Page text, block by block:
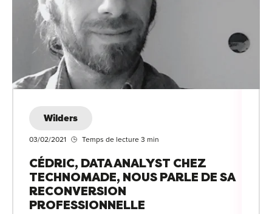
Wilders
03/02/2021 Temps de lecture 3 min
CÉDRIC, DATA ANALYST CHEZ
TECHNOMADE, NOUS PARLE DE SA
RECONVERSION
PROFESSIONNELLE